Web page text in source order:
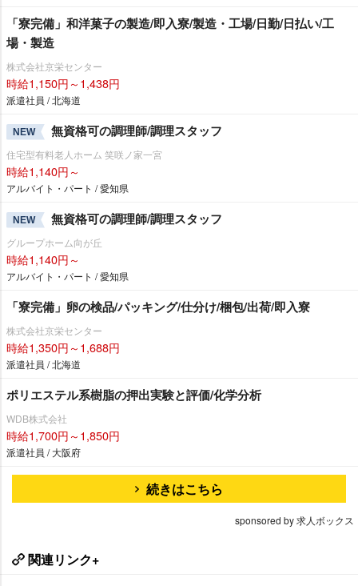
「寮完備」和洋菓子の製造/即入寮/製造・工場/日勤/日払い/工
場・製造
株式会社京栄センター
時給1,150円～1,438円
派遣社員 / 北海道
NEW 無資格可の調理師/調理スタッフ
住宅型有料老人ホーム 笑咲ノ家一宮
時給1,140円～
アルバイト・パート / 愛知県
NEW 無資格可の調理師/調理スタッフ
グループホーム向が丘
時給1,140円～
アルバイト・パート / 愛知県
「寮完備」卵の検品/パッキング/仕分け/梱包/出荷/即入寮
株式会社京栄センター
時給1,350円～1,688円
派遣社員 / 北海道
ポリエステル系樹脂の押出実験と評価/化学分析
WDB株式会社
時給1,700円～1,850円
派遣社員 / 大阪府
続きはこちら
sponsored by 求人ボックス
関連リンク+